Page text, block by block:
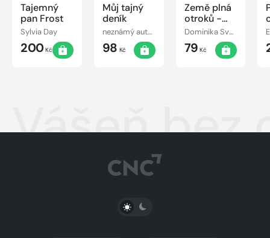
Tajemný
pan Frost
Sylvia Day
200Kč
Můj tajný
deník
neznámý autor
98 Kč
Země plná
otroků -
Pravda o
(vašich)
mužích
Dominika Svobodová
79 Kč
Vášeň bez
PŘEPNOUT SVĚTLÝ/TMAVÝ REŽIM